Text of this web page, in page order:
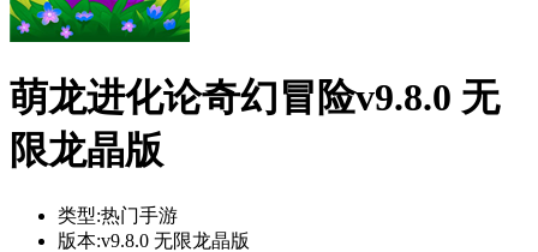
萌龙进化论奇幻冒险v9.8.0 无
限龙晶版
类型:热门手游
版本:v9.8.0 无限龙晶版